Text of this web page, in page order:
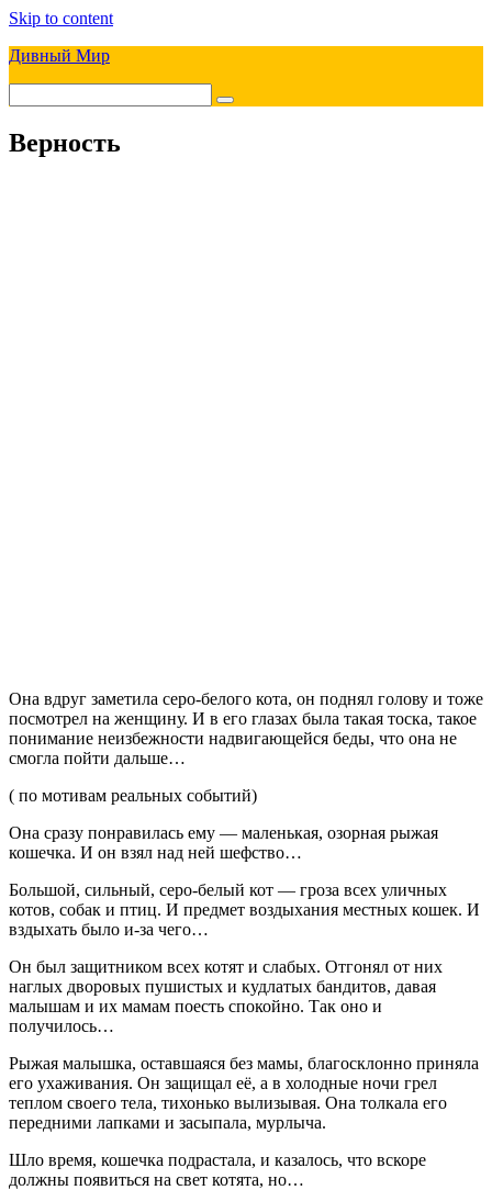
Skip to content
Дивный Мир
Верность
Она вдруг заметила серо-белого кота, он поднял голову и тоже
посмотрел на женщину. И в его глазах была такая тоска, такое
понимание неизбежности надвигающейся беды, что она не
смогла пойти дальше…
( по мотивам реальных событий)
Она сразу понравилась ему — маленькая, озорная рыжая
кошечка. И он взял над ней шефство…
Большой, сильный, серо-белый кот — гроза всех уличных
котов, собак и птиц. И предмет воздыхания местных кошек. И
вздыхать было и-за чего…
Он был защитником всех котят и слабых. Отгонял от них
наглых дворовых пушистых и кудлатых бандитов, давая
малышам и их мамам поесть спокойно. Так оно и
получилось…
Рыжая малышка, оставшаяся без мамы, благосклонно приняла
его ухаживания. Он защищал её, а в холодные ночи грел
теплом своего тела, тихонько вылизывая. Она толкала его
передними лапками и засыпала, мурлыча.
Шло время, кошечка подрастала, и казалось, что вскоре
должны появиться на свет котята, но…